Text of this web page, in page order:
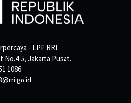
- LPP RRI
No.4-5, Jakarta Pusat.
1086